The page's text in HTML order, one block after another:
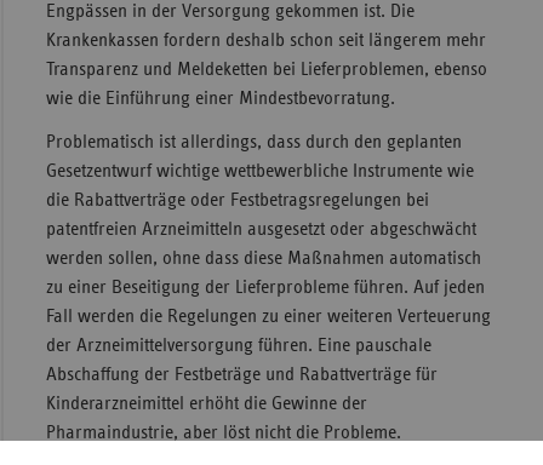
Engpässen in der Versorgung gekommen ist. Die
Krankenkassen fordern deshalb schon seit längerem mehr
Transparenz und Meldeketten bei Lieferproblemen, ebenso
wie die Einführung einer Mindestbevorratung.
Problematisch ist allerdings, dass durch den geplanten
Gesetzentwurf wichtige wettbewerbliche Instrumente wie
die Rabattverträge oder Festbetragsregelungen bei
patentfreien Arzneimitteln ausgesetzt oder abgeschwächt
werden sollen, ohne dass diese Maßnahmen automatisch
zu einer Beseitigung der Lieferprobleme führen. Auf jeden
Fall werden die Regelungen zu einer weiteren Verteuerung
der Arzneimittelversorgung führen. Eine pauschale
Abschaffung der Festbeträge und Rabattverträge für
Kinderarzneimittel erhöht die Gewinne der
Pharmaindustrie, aber löst nicht die Probleme.